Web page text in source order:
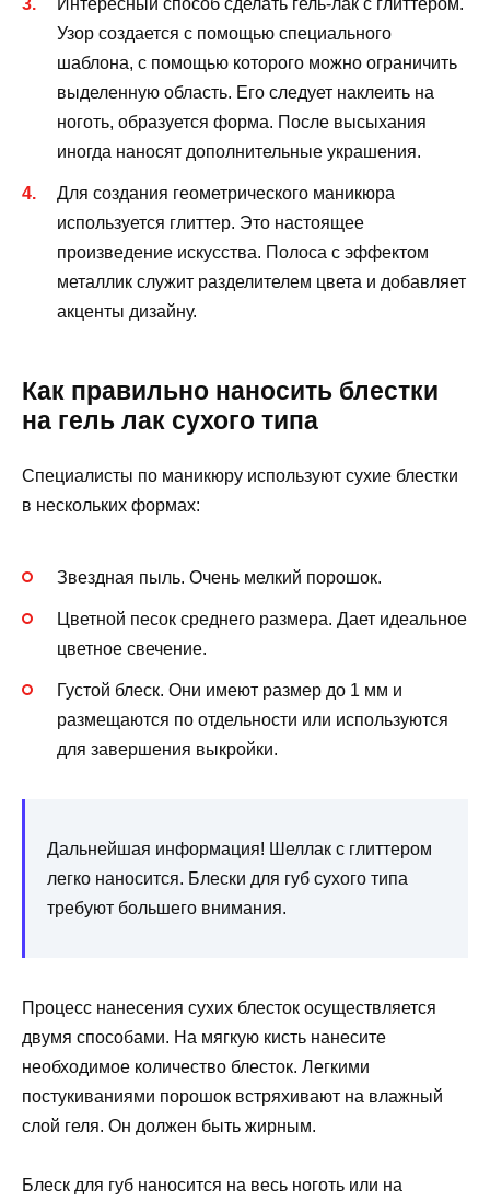
Интересный способ сделать гель-лак с глиттером.
Узор создается с помощью специального
шаблона, с помощью которого можно ограничить
выделенную область. Его следует наклеить на
ноготь, образуется форма. После высыхания
иногда наносят дополнительные украшения.
Для создания геометрического маникюра
используется глиттер. Это настоящее
произведение искусства. Полоса с эффектом
металлик служит разделителем цвета и добавляет
акценты дизайну.
Как правильно наносить блестки
на гель лак сухого типа
Специалисты по маникюру используют сухие блестки
в нескольких формах:
Звездная пыль. Очень мелкий порошок.
Цветной песок среднего размера. Дает идеальное
цветное свечение.
Густой блеск. Они имеют размер до 1 мм и
размещаются по отдельности или используются
для завершения выкройки.
Дальнейшая информация! Шеллак с глиттером
легко наносится. Блески для губ сухого типа
требуют большего внимания.
Процесс нанесения сухих блесток осуществляется
двумя способами. На мягкую кисть нанесите
необходимое количество блесток. Легкими
постукиваниями порошок встряхивают на влажный
слой геля. Он должен быть жирным.
Блеск для губ наносится на весь ноготь или на